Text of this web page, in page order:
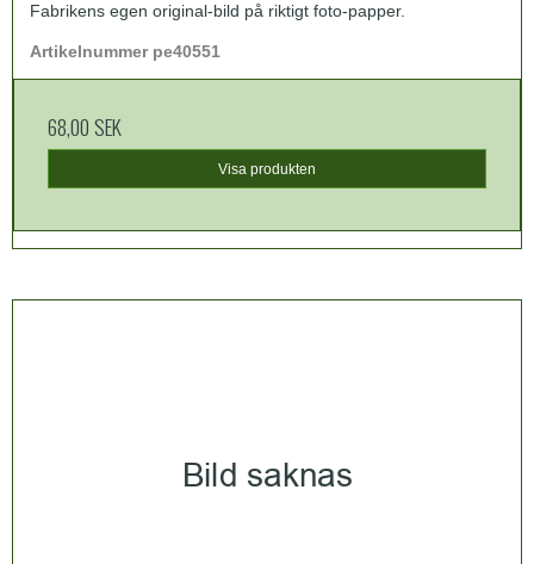
Fabrikens egen original-bild på riktigt foto-papper.
Artikelnummer pe40551
68,00 SEK
Visa produkten